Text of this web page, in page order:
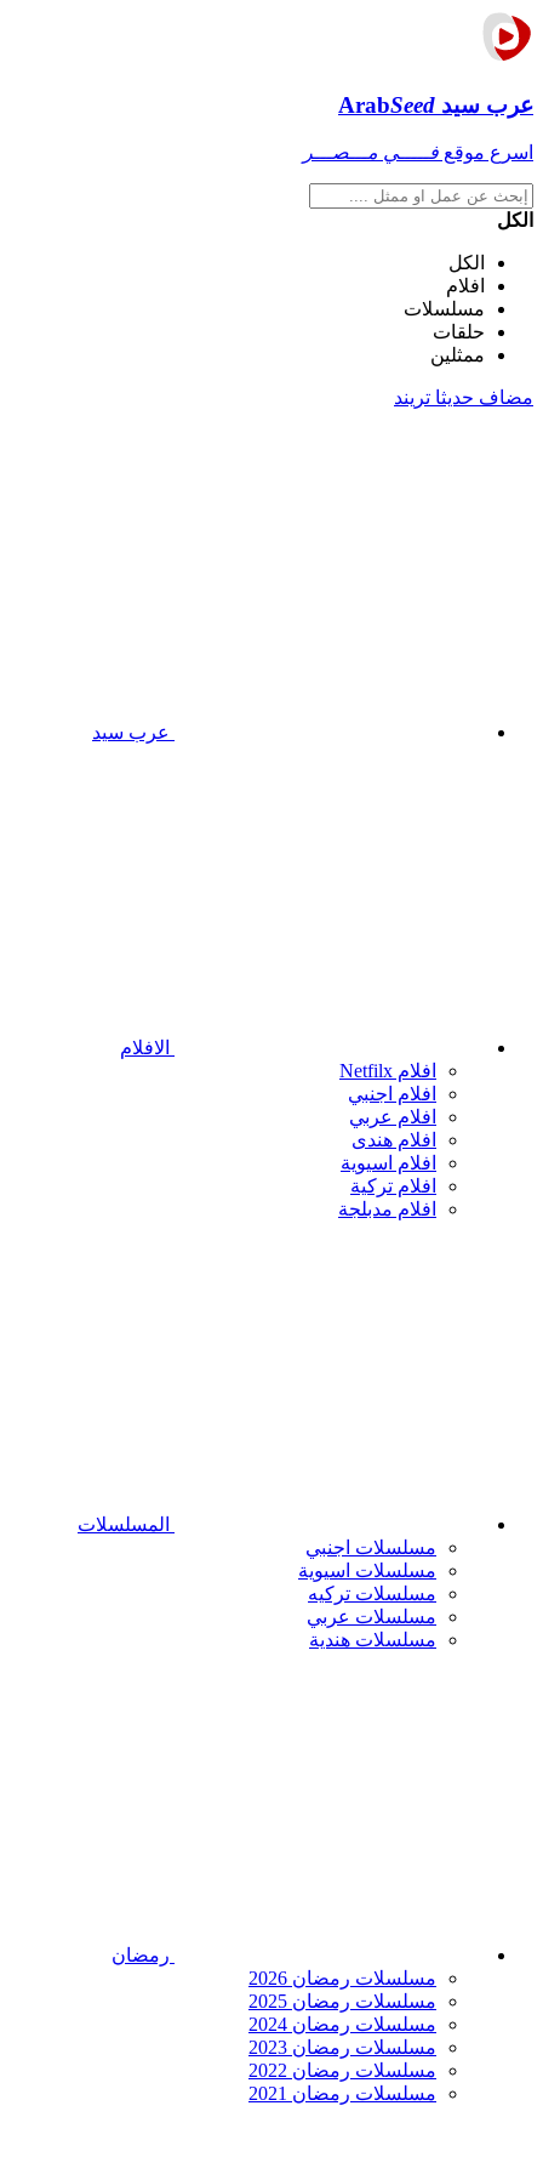
عرب سيد ArabSeed
اسرع موقع فـــــي مـــصـــر
الكل
الكل
افلام
مسلسلات
حلقات
ممثلين
مضاف حديثا تريند
عرب سيد
الافلام
افلام Netfilx
افلام اجنبي
افلام عربي
افلام هندى
افلام اسيوية
افلام تركية
افلام مدبلجة
المسلسلات
مسلسلات اجنبي
مسلسلات اسيوية
مسلسلات تركيه
مسلسلات عربي
مسلسلات هندية
رمضان
مسلسلات رمضان 2026
مسلسلات رمضان 2025
مسلسلات رمضان 2024
مسلسلات رمضان 2023
مسلسلات رمضان 2022
مسلسلات رمضان 2021